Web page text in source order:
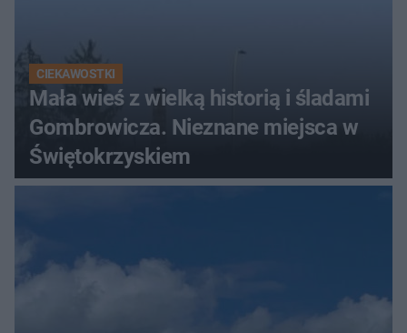
CIEKAWOSTKI
Mała wieś z wielką historią i śladami
Gombrowicza. Nieznane miejsca w
Świętokrzyskiem